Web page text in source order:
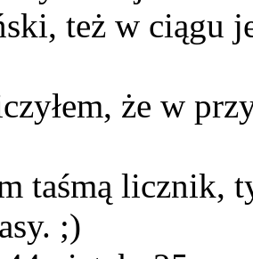
też w ciągu
że w
taśmą licznik,
;)